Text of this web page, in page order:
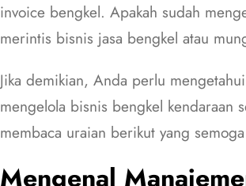
invoice bengkel. Apakah sudah
merintis bisnis jasa bengkel atau
Jika demikian, Anda perlu
mengelola bisnis bengkel kendaraan
membaca uraian berikut yang
Mengenal